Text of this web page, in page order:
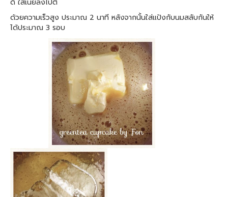
ด้วยความเร็วสูง ประมาณ 2 นาที หลังจากนั้นใส่แป้งกับนมสลับกันให้
ได้ประมาณ 3 รอบ